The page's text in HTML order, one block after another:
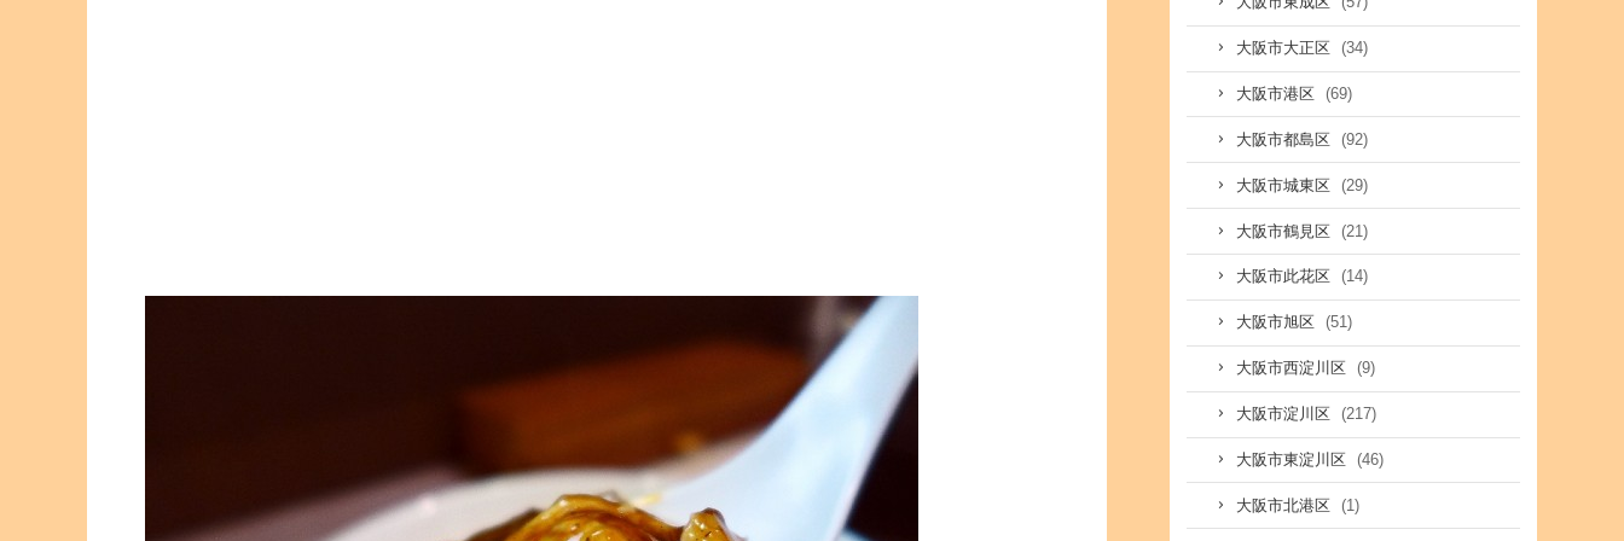
大阪市大正区 (34)
大阪市港区 (69)
大阪市都島区 (92)
大阪市城東区 (29)
大阪市鶴見区 (21)
大阪市此花区 (14)
大阪市旭区 (51)
大阪市西淀川区 (9)
大阪市淀川区 (217)
大阪市東淀川区 (46)
大阪市北港区 (1)